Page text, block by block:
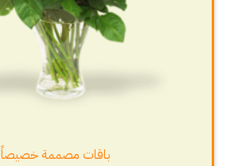
باقات مصممة خصيصاً